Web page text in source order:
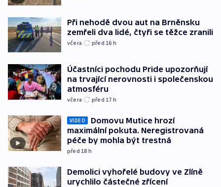
Při nehodě dvou aut na Brněnsku
zemřeli dva lidé, čtyři se těžce zranili
včera před 16 h
Účastníci pochodu Pride upozorňují
na trvající nerovnosti i společenskou
atmosféru
včera před 17 h
VIDEO
Domovu Mutice hrozí
maximální pokuta. Neregistrovaná
péče by mohla být trestná
před 18 h
Demolici vyhořelé budovy ve Zlíně
urychlilo částečné zřícení